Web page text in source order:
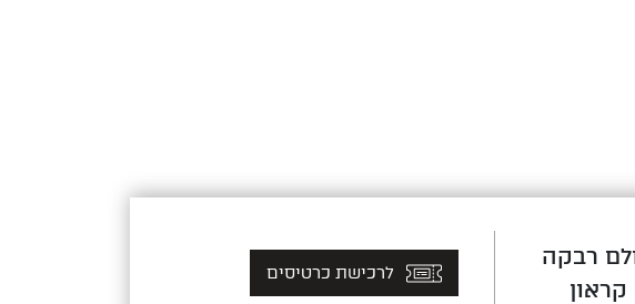
רבקה
קראון
לרכישת כרטיסים